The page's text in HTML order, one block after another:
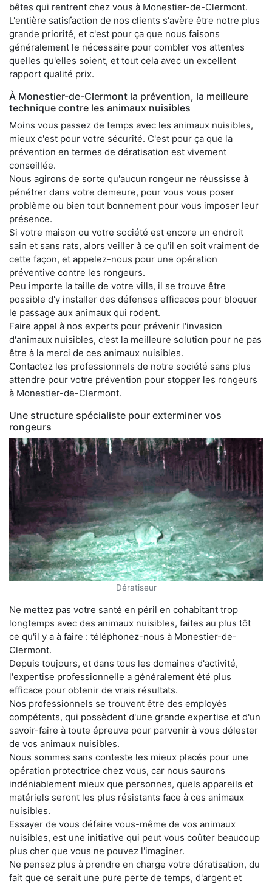
bêtes qui rentrent chez vous à Monestier-de-Clermont.
L'entière satisfaction de nos clients s'avère être notre plus
grande priorité, et c'est pour ça que nous faisons
généralement le nécessaire pour combler vos attentes
quelles qu'elles soient, et tout cela avec un excellent
rapport qualité prix.
À Monestier-de-Clermont la prévention, la meilleure
technique contre les animaux nuisibles
Moins vous passez de temps avec les animaux nuisibles,
mieux c'est pour votre sécurité. C'est pour ça que la
prévention en termes de dératisation est vivement
conseillée.
Nous agirons de sorte qu'aucun rongeur ne réussisse à
pénétrer dans votre demeure, pour vous vous poser
problème ou bien tout bonnement pour vous imposer leur
présence.
Si votre maison ou votre société est encore un endroit
sain et sans rats, alors veiller à ce qu'il en soit vraiment de
cette façon, et appelez-nous pour une opération
préventive contre les rongeurs.
Peu importe la taille de votre villa, il se trouve être
possible d'y installer des défenses efficaces pour bloquer
le passage aux animaux qui rodent.
Faire appel à nos experts pour prévenir l'invasion
d'animaux nuisibles, c'est la meilleure solution pour ne pas
être à la merci de ces animaux nuisibles.
Contactez les professionnels de notre société sans plus
attendre pour votre prévention pour stopper les rongeurs
à Monestier-de-Clermont.
Une structure spécialiste pour exterminer vos
rongeurs
Dératiseur
Ne mettez pas votre santé en péril en cohabitant trop
longtemps avec des animaux nuisibles, faites au plus tôt
ce qu'il y a à faire : téléphonez-nous à Monestier-de-
Clermont.
Depuis toujours, et dans tous les domaines d'activité,
l'expertise professionnelle a généralement été plus
efficace pour obtenir de vrais résultats.
Nos professionnels se trouvent être des employés
compétents, qui possèdent d'une grande expertise et d'un
savoir-faire à toute épreuve pour parvenir à vous délester
de vos animaux nuisibles.
Nous sommes sans conteste les mieux placés pour une
opération protectrice chez vous, car nous saurons
indéniablement mieux que personnes, quels appareils et
matériels seront les plus résistants face à ces animaux
nuisibles.
Essayer de vous défaire vous-même de vos animaux
nuisibles, est une initiative qui peut vous coûter beaucoup
plus cher que vous ne pouvez l'imaginer.
Ne pensez plus à prendre en charge votre dératisation, du
fait que ce serait une pure perte de temps, d'argent et